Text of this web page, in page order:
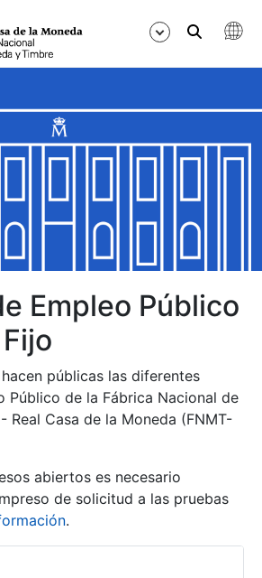
Empleo Público
públicas las diferentes
Público de la Fábrica Nacional de
Real Casa de la Moneda (FNMT-
abiertos es necesario
de solicitud a las pruebas
.